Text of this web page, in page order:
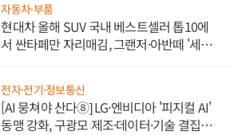
자동차·부품
현대차 올해 SUV 국내 베스트셀러 톱10에
서 싼타페만 자리매김, 그랜저·아반떼 '세단
전자·전기·정보통신
[AI 뭉쳐야 산다⑧] LG·엔비디아 '피지컬 AI'
동맹 강화, 구광모 제조·데이터·기술 결집